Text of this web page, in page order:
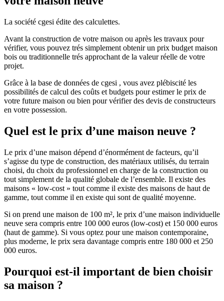
La société cgesi édite des calculettes.
Avant la construction de votre maison ou après les travaux pour
vérifier, vous pouvez trés simplement obtenir un prix budget maison
bois ou traditionnelle trés approchant de la valeur réelle de votre
projet.
Grâce à la base de données de cgesi , vous avez plébiscité les
possibilités de calcul des coûts et budgets pour estimer le prix de
votre future maison ou bien pour vérifier des devis de constructeurs
en votre possession.
Quel est le prix d’une maison neuve ?
Le prix d’une maison dépend d’énormément de facteurs, qu’il
s’agisse du type de construction, des matériaux utilisés, du terrain
choisi, du choix du professionnel en charge de la construction ou
tout simplement de la qualité globale de l’ensemble. Il existe des
maisons « low-cost » tout comme il existe des maisons de haut de
gamme, tout comme il en existe qui sont de qualité moyenne.
Si on prend une maison de 100 m², le prix d’une maison individuelle
neuve sera compris entre 100 000 euros (low-cost) et 150 000 euros
(haut de gamme). Si vous optez pour une maison contemporaine,
plus moderne, le prix sera davantage compris entre 180 000 et 250
000 euros.
Pourquoi est-il important de bien choisir
sa maison ?